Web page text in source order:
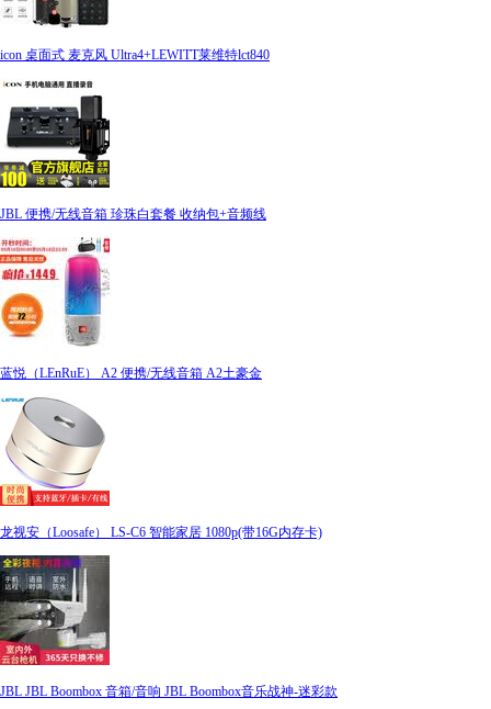
icon 桌面式 麦克风 Ultra4+LEWITT莱维特lct840
JBL 便携/无线音箱 珍珠白套餐 收纳包+音频线
蓝悦（LEnRuE） A2 便携/无线音箱 A2土豪金
龙视安（Loosafe） LS-C6 智能家居 1080p(带16G内存卡)
JBL JBL Boombox 音箱/音响 JBL Boombox音乐战神-迷彩款